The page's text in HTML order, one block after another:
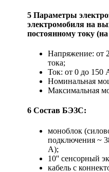
5 Параметры
электромобиля на
постоянному току
Напряжение: от
тока;
Ток: от 0 до 150
Номинальная
Максимальная
6 Состав БЭЗС:
моноблок
подключения ~
А);
10'' сенсорный
кабель с